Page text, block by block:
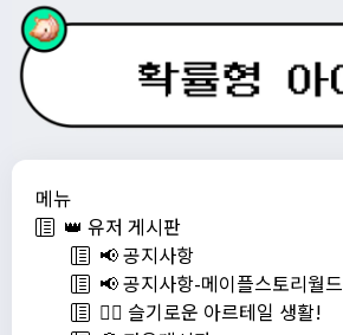
메뉴
👑 유저 게시판
📢 공지사항
📢 공지사항-메이플스토리월드
💁‍♂ 슬기로운 아르테일 생활!